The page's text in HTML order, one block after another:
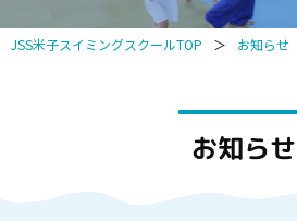
JSS米子スイミングスクールTOP ＞ お知らせ
お知らせ